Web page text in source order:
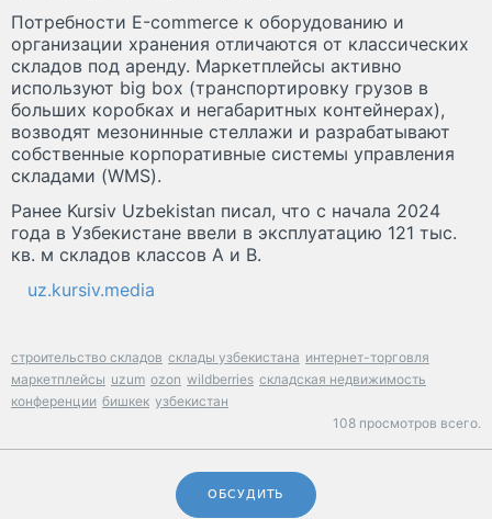
Потребности Е-commerce к оборудованию и
организации хранения отличаются от классических
складов под аренду. Маркетплейсы активно
используют big box (транспортировку грузов в
больших коробках и негабаритных контейнерах),
возводят мезонинные стеллажи и разрабатывают
собственные корпоративные системы управления
складами (WMS).
Ранее Kursiv Uzbekistan писал, что с начала 2024
года в Узбекистане ввели в эксплуатацию 121 тыс.
кв. м складов классов A и B.
uz.kursiv.media
строительство складов склады узбекистана интернет-торговля
маркетплейсы uzum ozon wildberries складская недвижимость
конференции бишкек узбекистан
108 просмотров всего.
ОБСУДИТЬ